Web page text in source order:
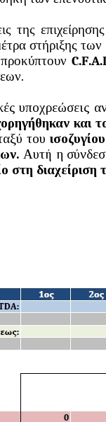
στήριξης
C.F.A.
του
Αυτή η
στη